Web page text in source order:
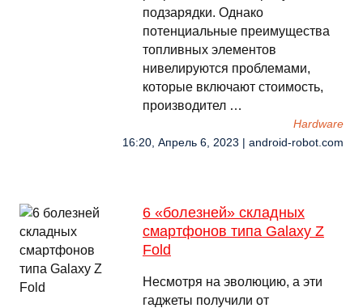
подзарядки. Однако
потенциальные преимущества
топливных элементов
нивелируются проблемами,
которые включают стоимость,
производител …
Hardware
16:20, Апрель 6, 2023 | android-robot.com
6 «болезней» складных
смартфонов типа Galaxy Z
Fold
Несмотря на эволюцию, а эти
гаджеты получили от